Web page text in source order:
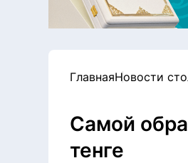
ГлавнаяНовости
Самой
тенге